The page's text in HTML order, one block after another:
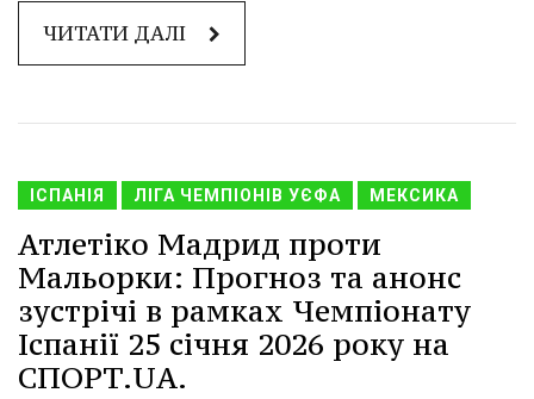
ЧИТАТИ ДАЛІ
ІСПАНІЯ ЛІГА ЧЕМПІОНІВ УЄФА МЕКСИКА
Атлетіко Мадрид проти
Мальорки: Прогноз та анонс
зустрічі в рамках Чемпіонату
Іспанії 25 січня 2026 року на
СПОРТ.UA.